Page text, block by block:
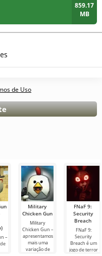
859.17
MB
de Uso
–
Military
Chicken Gun
Military
Chicken Gun –
apresentamos
mais uma
variação de
FNaF 9:
Security
Breach
FNaF 9:
Security
Breach é um
jogo de terror